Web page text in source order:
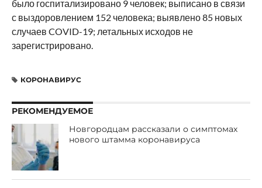
было госпитализировано 9 человек; выписано в связи
с выздоровлением 152 человека; выявлено 85 новых
случаев COVID-19; летальных исходов не
зарегистрировано.
КОРОНАВИРУС
РЕКОМЕНДУЕМОЕ
Новгородцам рассказали о симптомах
нового штамма коронавируса